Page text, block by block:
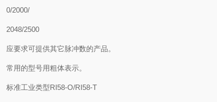
0/2000/
2048/2500
应要求可提供其它脉冲数的产品。
常用的型号用粗体表示。
标准工业类型RI58-O/RI58-T